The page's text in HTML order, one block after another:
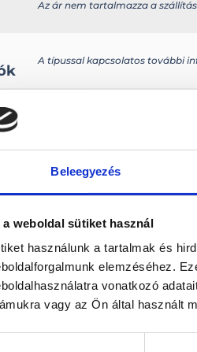
Beleegyezés
a weboldal sütiket használ
használunk a tartalmak és
elemzéséhez.
vonatkozó
vagy az Ön által használt
Szélesség: 3 m
Ágyak száma: 4
Maximális teljesítmény: 600 LE
Az ár nem tartalmazza a
A típussal kapcsolatos további
Érdekel!